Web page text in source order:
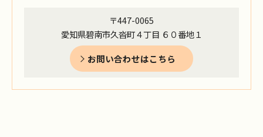
〒447-0065
愛知県碧南市久沓町４丁目 ６０番地１
お問い合わせはこちら